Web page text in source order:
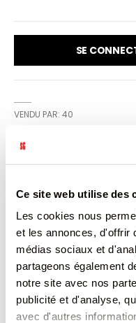
Ce site web utilise des
Les cookies nous
et les annonces, d'offrir
médias sociaux et
partageons également
notre site avec nos
publicité et d'analyse,
avec d'autres
SE
VENDU PAR: 40
Craquez pour les
Leur enrobage si
tendre et savoureux,
Boîte de 40 rouleaux de
CARACTÉRISTIQUES
DOCUMENTATION